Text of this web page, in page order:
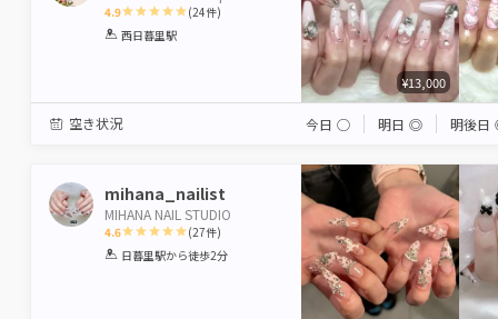
4.9
1 2 3 4 5
(24件)
西日暮里駅
¥13,000
空き状況 今日 ◯ 明日 ◎ 明後日
mihana_nailist
MIHANA NAIL STUDIO
4.6
1 2 3 4 5
(27件)
日暮里駅から徒歩2分